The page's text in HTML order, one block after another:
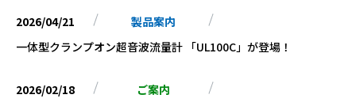
2026/04/21
製品案内
一体型クランプオン超音波流量計 「UL100C」が登場！
2026/02/18
ご案内